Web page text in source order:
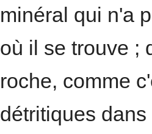
minéral qui n'a
où il se trouve ;
roche, comme
détritiques